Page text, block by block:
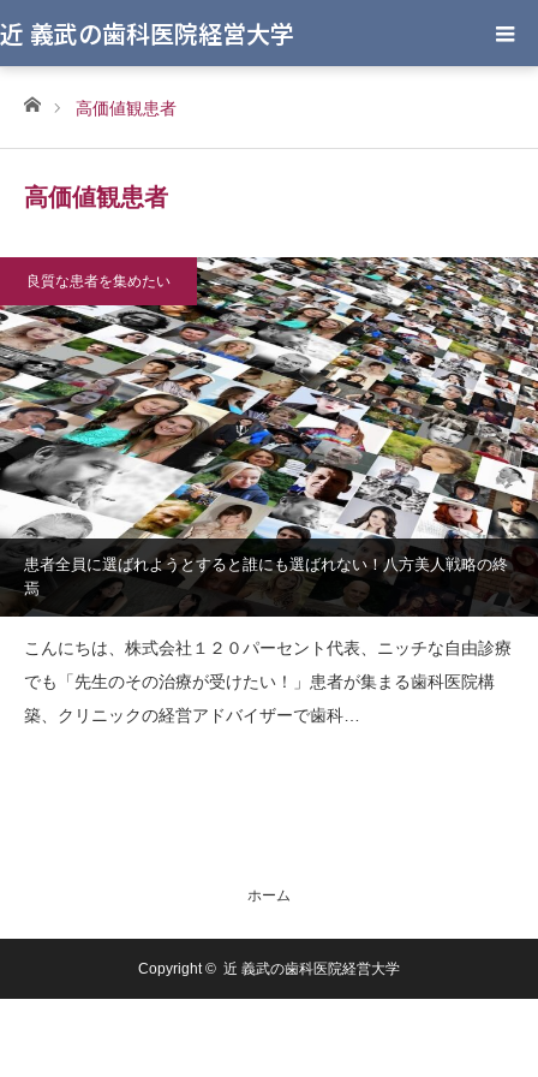
近 義武の歯科医院経営大学
ホーム高価値観患者
高価値観患者
良質な患者を集めたい
患者全員に選ばれようとすると誰にも選ばれない！八方美人戦略の終
焉
こんにちは、株式会社１２０パーセント代表、ニッチな自由診療
でも「先生のその治療が受けたい！」患者が集まる歯科医院構
築、クリニックの経営アドバイザーで歯科…
ホーム
Copyright © 近 義武の歯科医院経営大学